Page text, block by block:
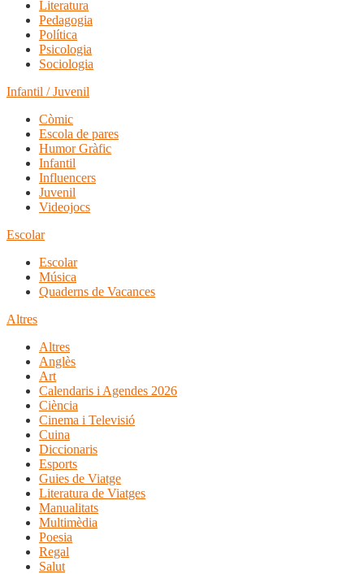
Literatura
Pedagogia
Política
Psicologia
Sociologia
Infantil / Juvenil
Còmic
Escola de pares
Humor Gràfic
Infantil
Influencers
Juvenil
Videojocs
Escolar
Escolar
Música
Quaderns de Vacances
Altres
Altres
Anglès
Art
Calendaris i Agendes 2026
Ciència
Cinema i Televisió
Cuina
Diccionaris
Esports
Guies de Viatge
Literatura de Viatges
Manualitats
Multimèdia
Poesia
Regal
Salut